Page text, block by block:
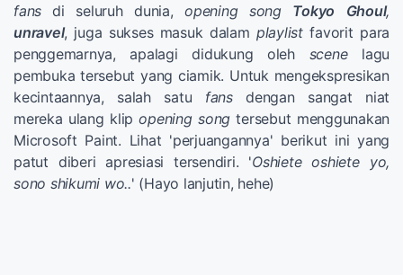
fans di seluruh dunia,opening song Tokyo Ghoul,
unravel, juga sukses masuk dalam playlistfavorit para
penggemarnya, apalagi didukung oleh scenelagu
pembuka tersebut yang ciamik. Untuk mengekspresikan
kecintaannya, salah satu fansdengan sangat niat
mereka ulang klipopening song tersebut menggunakan
Microsoft Paint. Lihat 'perjuangannya' berikut ini yang
patut diberi apresiasi tersendiri. 'Oshiete oshiete yo,
sono shikumi wo..' (Hayo lanjutin, hehe)